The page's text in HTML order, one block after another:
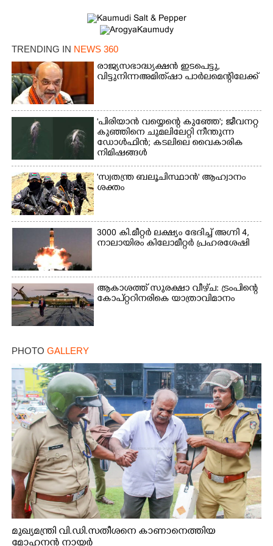
TRENDING IN NEWS 360
രാജ്യസഭാദ്ധ്യക്ഷൻ ഇടപെട്ടു,
വിട്ടുനിന്ന അമിത് ഷാ പാർലമെന്റിലേക്ക്
'പിരിയാൻ വയ്യെന്റെ കുഞ്ഞേ'; ജീവനറ്റ
കുഞ്ഞിനെ ചുമലിലേറ്റി നീന്തുന്ന
ഡോൾഫിൻ; കടലിലെ വൈകാരിക
നിമിഷങ്ങൾ
'സ്വതന്ത്ര ബലൂചിസ്ഥാൻ' ആഹ്വാനം
ശക്തം
3000 കി.മീറ്റർ ലക്ഷ്യം ഭേദിച്ച് അഗ്നി 4,
നാലായിരം കിലോമീറ്റർ പ്രഹരശേഷി
ആകാശത്ത് സുരക്ഷാ വീഴ്‌ച: ട്രംപിന്റെ
കോ‌പ്‌റ്ററിനരികെ യാത്രാവിമാനം
PHOTO GALLERY
മുഖ്യമന്ത്രി വി.ഡി.സതീശനെ കാണാനെത്തിയ
മോഹനൻ നായർ